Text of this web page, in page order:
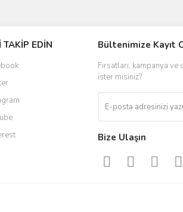
TAKİP EDİN Bültenimize Kayıt
Fırsatları, kampanya
ister misiniz?
Bize Ulaşın